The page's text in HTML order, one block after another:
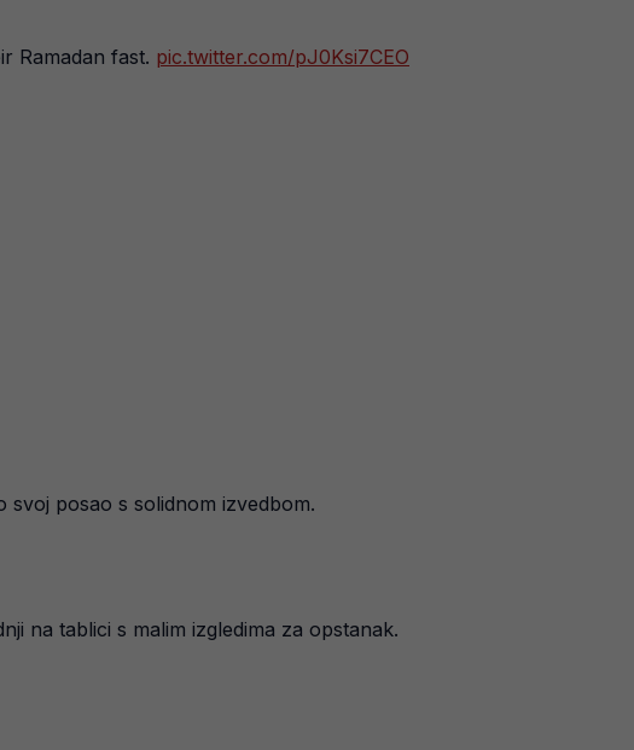
Ramadan fast. pic.twitter.com/pJ0Ksi7CEO
posao s solidnom izvedbom.
na tablici s malim izgledima za opstanak.